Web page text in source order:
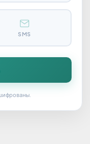
SMS